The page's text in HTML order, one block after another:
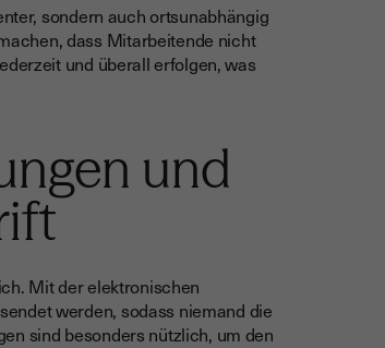
sondern auch ortsunabhängig
dass Mitarbeitende nicht
und überall erfolgen, was
und
Mit der elektronischen
werden, sodass niemand die
sind besonders nützlich, um den